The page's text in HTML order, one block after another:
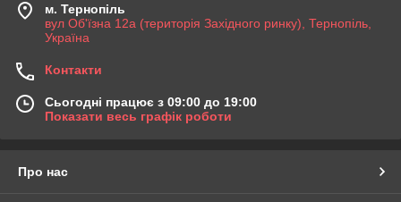
м. Тернопіль
вул Об'їзна 12а (територія Західного ринку), Тернопіль,
Україна
Контакти
Сьогодні працює з 09:00 до 19:00
Показати весь графік роботи
Про нас